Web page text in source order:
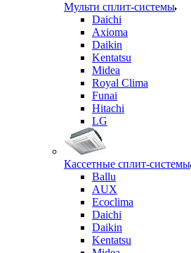
Мульти сплит-системы
Daichi
Axioma
Daikin
Kentatsu
Midea
Royal Clima
Funai
Hitachi
LG
Кассетные сплит-системы
Ballu
AUX
Ecoclima
Daichi
Daikin
Kentatsu